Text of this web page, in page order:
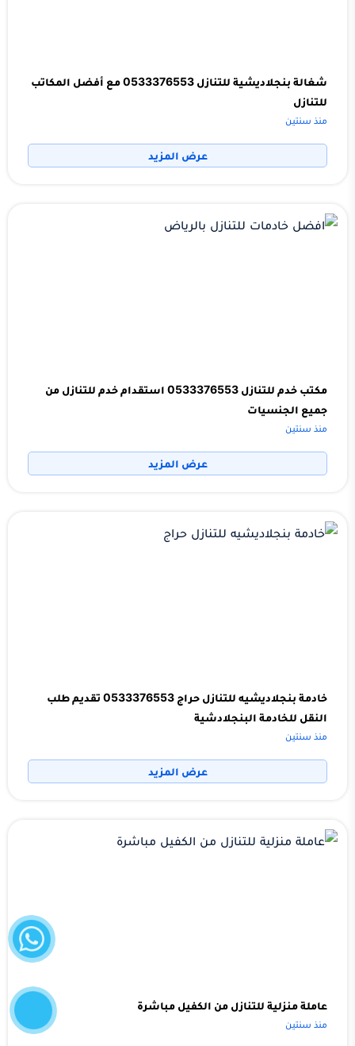
شغالة بنجلاديشية للتنازل 0533376553 مع أفضل المكاتب
للتنازل
منذ سنتين
عرض المزيد
مكتب خدم للتنازل 0533376553 استقدام خدم للتنازل من
جميع الجنسيات
منذ سنتين
عرض المزيد
خادمة بنجلاديشيه للتنازل حراج 0533376553 تقديم طلب
النقل للخادمة البنجلادشية
منذ سنتين
عرض المزيد
عاملة منزلية للتنازل من الكفيل مباشرة
منذ سنتين
الآن